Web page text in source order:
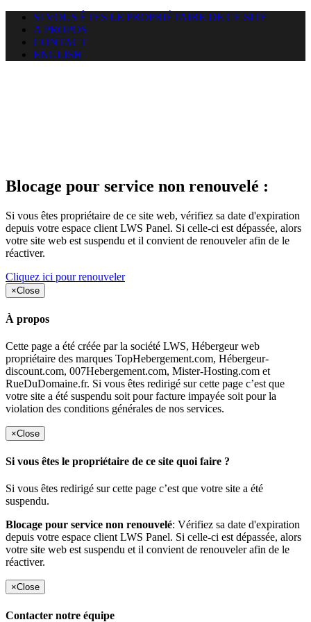
SI VOUS ÊTES LE PROPRIÉTAIRE DE CE SITE
A PROPOS
CONTACT
ENGLISH
Blocage pour service non renouvelé :
Si vous êtes propriétaire de ce site web, vérifiez sa date d'expiration
depuis votre espace client LWS Panel. Si celle-ci est dépassée, alors
votre site web est suspendu et il convient de renouveler afin de le
réactiver.
Cliquez ici pour renouveler
×Close
À propos
Cette page a été créée par la société LWS, Hébergeur web
propriétaire des marques TopHebergement.com, Hébergeur-
discount.com, 007Hebergement.com, Mister-Hosting.com et
RueDuDomaine.fr. Si vous êtes redirigé sur cette page c’est que
votre site a été suspendu soit pour facture impayée soit pour la
violation des conditions générales de nos services.
×Close
Si vous êtes le propriétaire de ce site quoi faire ?
Si vous êtes redirigé sur cette page c’est que votre site a été
suspendu.
Blocage pour service non renouvelé: Vérifiez sa date d'expiration
depuis votre espace client LWS Panel. Si celle-ci est dépassée, alors
votre site web est suspendu et il convient de renouveler afin de le
réactiver.
×Close
Contacter notre équipe